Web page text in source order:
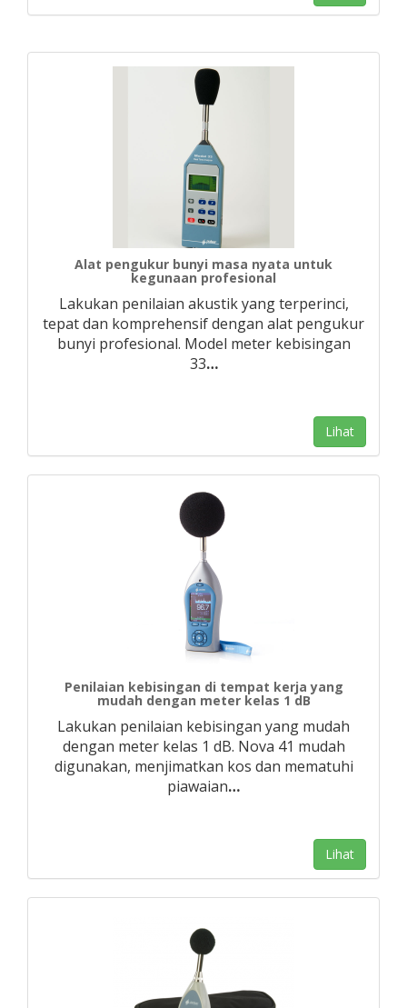
Alat pengukur bunyi masa nyata untuk
kegunaan profesional
Lakukan penilaian akustik yang terperinci,
tepat dan komprehensif dengan alat pengukur
bunyi profesional. Model meter kebisingan
33…
Lihat
Penilaian kebisingan di tempat kerja yang
mudah dengan meter kelas 1 dB
Lakukan penilaian kebisingan yang mudah
dengan meter kelas 1 dB. Nova 41 mudah
digunakan, menjimatkan kos dan mematuhi
piawaian…
Lihat